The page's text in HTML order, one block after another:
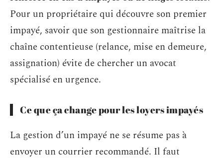
Pour un propriétaire qui découvre son premier
impayé, savoir que son gestionnaire maîtrise la
chaîne contentieuse (relance, mise en demeure,
assignation) évite de chercher un avocat
spécialisé en urgence.
Ce que ça change pour les loyers impayés
La gestion d’un impayé ne se résume pas à
envoyer un courrier recommandé. Il faut